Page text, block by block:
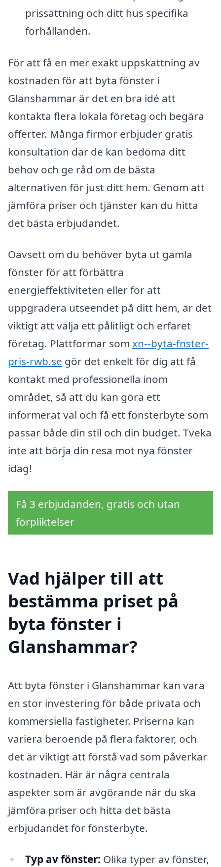
prissättning och ditt hus specifika
förhållanden.
För att få en mer exakt uppskattning av
kostnaden för att byta fönster i
Glanshammar är det en bra idé att
kontakta flera lokala företag och begära
offerter. Många firmor erbjuder gratis
konsultation där de kan bedöma ditt
behov och ge råd om de bästa
alternativen för just ditt hem. Genom att
jämföra priser och tjänster kan du hitta
det bästa erbjudandet.
Oavsett om du behöver byta ut gamla
fönster för att förbättra
energieffektiviteten eller för att
uppgradera utseendet på ditt hem, är det
viktigt att välja ett pålitligt och erfaret
företag. Plattformar som xn--byta-fnster-
pris-rwb.se gör det enkelt för dig att få
kontakt med professionella inom
området, så att du kan göra ett
informerat val och få ett fönsterbyte som
passar både din stil och din budget. Tveka
inte att börja din resa mot nya fönster
idag!
Få 3 erbjudanden, gratis och utan
förpliktelser
Vad hjälper till att
bestämma priset på
byta fönster i
Glanshammar?
Att byta fönster i Glanshammar kan vara
en stor investering för både privata och
kommersiella fastigheter. Priserna kan
variera beroende på flera faktorer, och
det är viktigt att förstå vad som påverkar
kostnaden. Här är några centrala
aspekter som är avgörande när du ska
jämföra priser och hitta det bästa
erbjudandet för fönsterbyte.
Typ av fönster: Olika typer av fönster,